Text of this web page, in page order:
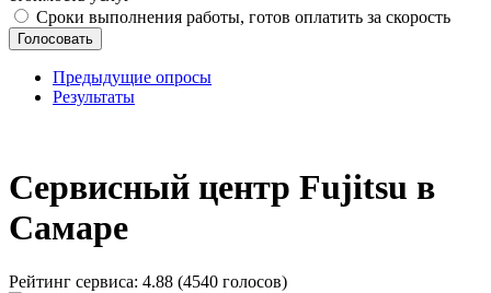
Сроки выполнения работы, готов оплатить за скорость
Предыдущие опросы
Результаты
Сервисный центр Fujitsu в
Самаре
Рейтинг сервиса: 4.88 (4540 голосов)